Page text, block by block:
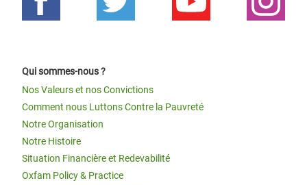
Qui sommes-nous ?
Nos Valeurs et nos Convictions
Comment nous Luttons Contre la Pauvreté
Notre Organisation
Notre Histoire
Situation Financière et Redevabilité
Oxfam Policy & Practice